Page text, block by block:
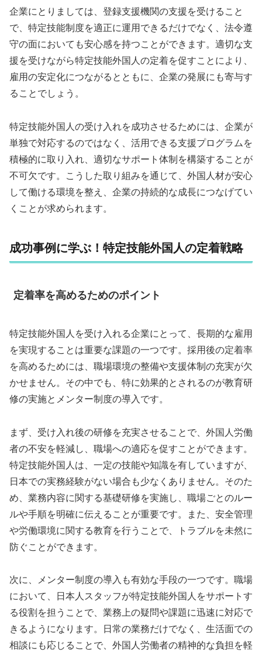
企業にとりましては、登録支援機関の支援を受けること
で、特定技能制度を適正に運用できるだけでなく、法令遵
守の面においても安心感を持つことができます。適切な支
援を受けながら特定技能外国人の定着を促すことにより、
雇用の安定化につながるとともに、企業の発展にも寄与す
ることでしょう。
特定技能外国人の受け入れを成功させるためには、企業が
単独で対応するのではなく、活用できる支援プログラムを
積極的に取り入れ、適切なサポート体制を構築することが
不可欠です。こうした取り組みを通じて、外国人材が安心
して働ける環境を整え、企業の持続的な成長につなげてい
くことが求められます。
成功事例に学ぶ！特定技能外国人の定着戦略
定着率を高めるためのポイント
特定技能外国人を受け入れる企業にとって、長期的な雇用
を実現することは重要な課題の一つです。採用後の定着率
を高めるためには、職場環境の整備や支援体制の充実が欠
かせません。その中でも、特に効果的とされるのが教育研
修の実施とメンター制度の導入です。
まず、受け入れ後の研修を充実させることで、外国人労働
者の不安を軽減し、職場への適応を促すことができます。
特定技能外国人は、一定の技能や知識を有していますが、
日本での実務経験がない場合も少なくありません。そのた
め、業務内容に関する基礎研修を実施し、職場ごとのルー
ルや手順を明確に伝えることが重要です。また、安全管理
や労働環境に関する教育を行うことで、トラブルを未然に
防ぐことができます。
次に、メンター制度の導入も有効な手段の一つです。職場
において、日本人スタッフが特定技能外国人をサポートす
る役割を担うことで、業務上の疑問や課題に迅速に対応で
きるようになります。日常の業務だけでなく、生活面での
相談にも応じることで、外国人労働者の精神的な負担を軽